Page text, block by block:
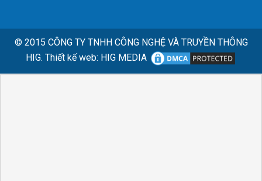
© 2015 CÔNG TY TNHH CÔNG NGHỆ VÀ TRUYỀN THÔNG
HIG. Thiết kế web: HIG MEDIA